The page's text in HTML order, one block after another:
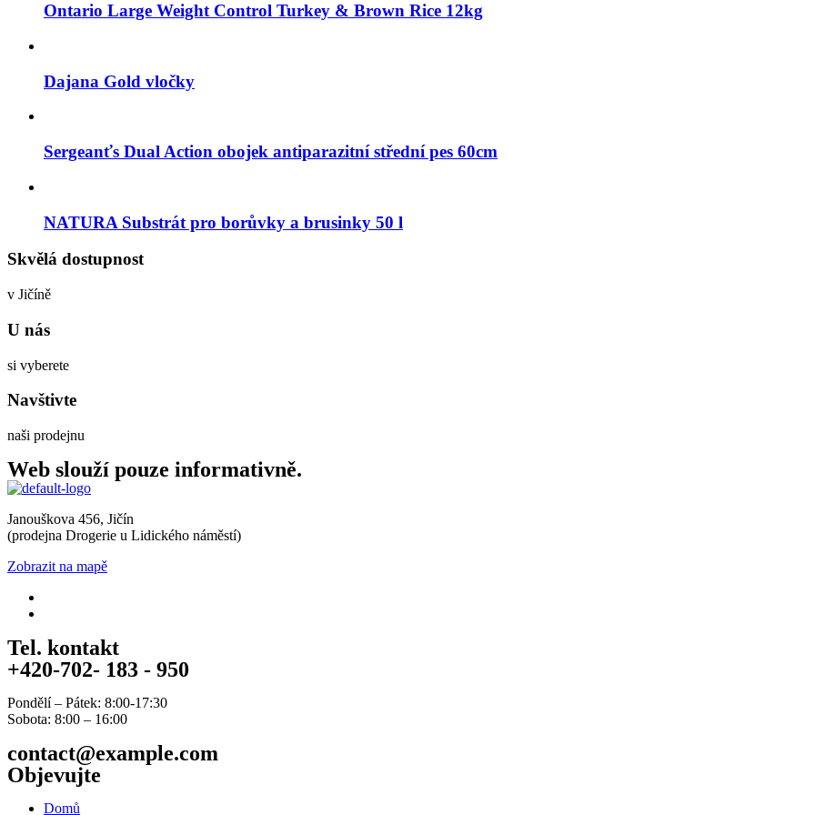
Ontario Large Weight Control Turkey & Brown Rice 12kg
Dajana Gold vločky
Sergeanťs Dual Action obojek antiparazitní střední pes 60cm
NATURA Substrát pro borůvky a brusinky 50 l
Skvělá dostupnost
v Jičíně
U nás
si vyberete
Navštivte
naši prodejnu
Web slouží pouze informativně.
Janouškova 456, Jičín
(prodejna Drogerie u Lidického náměstí)
Zobrazit na mapě
Tel. kontakt
+420-702- 183 - 950
Pondělí – Pátek: 8:00-17:30
Sobota: 8:00 – 16:00
contact@example.com
Objevujte
Domů